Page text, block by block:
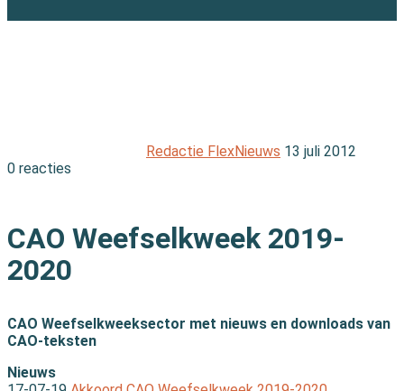
Redactie FlexNieuws 13 juli 2012
0 reacties
CAO Weefselkweek 2019-
2020
CAO Weefselkweeksector met nieuws en downloads van
CAO-teksten
Nieuws